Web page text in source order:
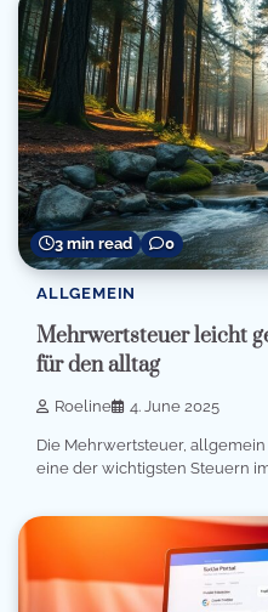
3 min read 0
ALLGEMEIN
Mehrwertsteuer leicht
für den alltag
Roeline 4. June 2025
Die Mehrwertsteuer,
eine der wichtigsten Steuern